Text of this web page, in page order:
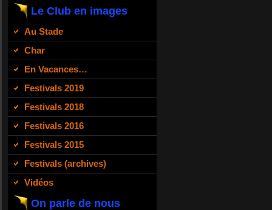
Le Club en images
Au Stade
Char
En Vacances…
Festivals 2019
Festivals 2018
Festivals 2016
Festivals 2015
Festivals (archives)
Vidéos
On parle de nous